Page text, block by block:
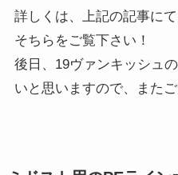
詳しくは、上記の記事に
そちらをご覧下さい！
後日、19ヴァンキッシュ
いと思いますので、またご